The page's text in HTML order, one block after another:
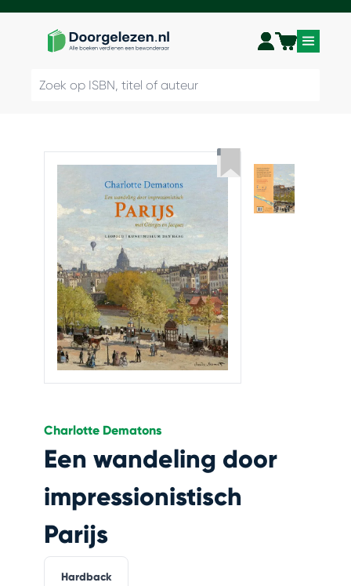
Charlotte Dematons
Een wandeling door
impressionistisch
Parijs
Hardback